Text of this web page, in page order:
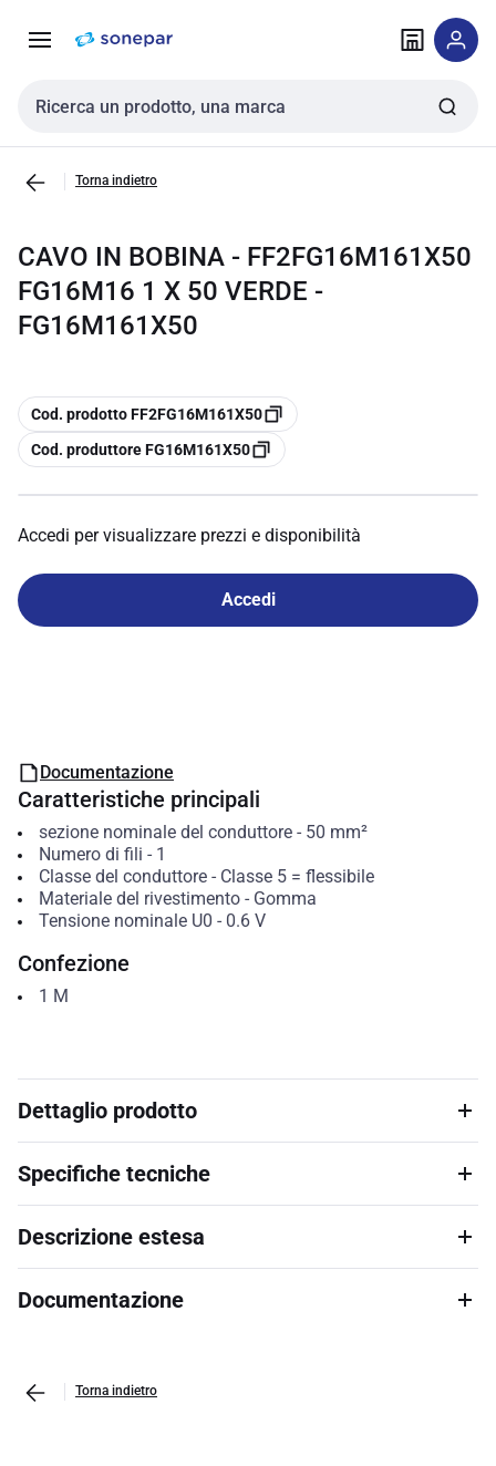
navigazione alla
Cerca input
Torna indietro
CAVO IN BOBINA - FF2FG16M161X50
FG16M16 1 X 50 VERDE -
FG16M161X50
copia
Cod. prodotto FF2FG16M161X50
copia
Cod. produttore FG16M161X50
Accedi per visualizzare prezzi e disponibilità
Accedi
Documentazione
Caratteristiche principali
sezione nominale del conduttore- 50 mm²
Numero di fili - 1
Classe del conduttore- Classe 5 = flessibile
Materiale del rivestimento- Gomma
Tensione nominale U0 - 0.6 V
Confezione
1 M
Dettaglio prodotto
Specifiche tecniche
Descrizione estesa
Documentazione
Torna indietro